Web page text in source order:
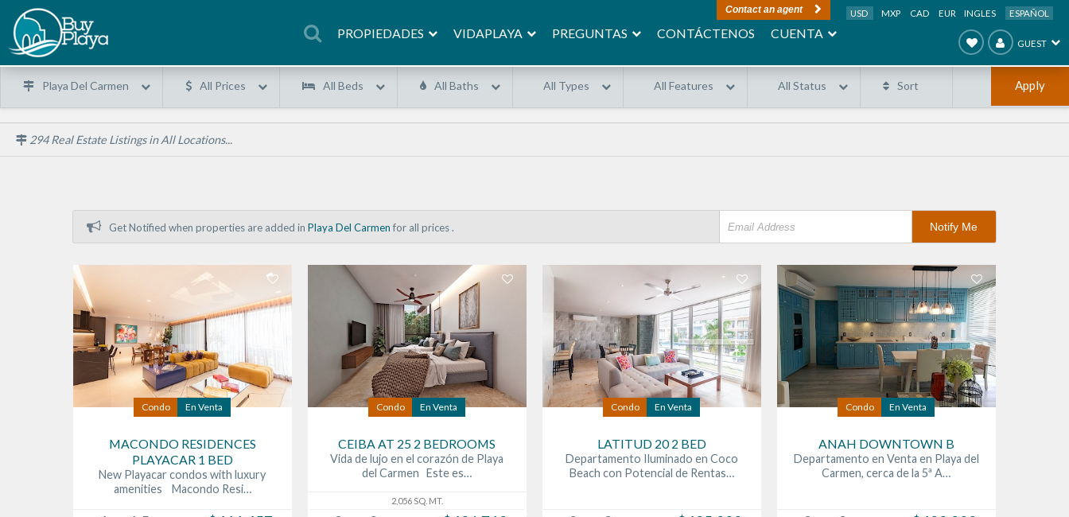
PROPIEDADES VIDAPLAYA PREGUNTAS CONTÁCTENOS CUENTA
USD MXP CAD EUR INGLES ESPAÑOL
Contact an agent
GUEST
Apply
Playa Del Carmen All Prices All Beds All Baths All Types All Features All Status Sort
294Real Estate Listings in All Locations...
Get Notified when properties are added inPlaya Del Carmen for all prices . Notify Me
Condo En Venta
MACONDO RESIDENCES
PLAYACAR 1 BED
New Playacar condos with luxury
amenities Macondo Resi…
Condo En Venta
CEIBA AT 25 2 BEDROOMS
Vida de lujo en el corazón de Playa
del Carmen Este es…
2,056 SQ. MT.
Condo En Venta
LATITUD 20 2 BED
Departamento Iluminado en Coco
Beach con Potencial de Rentas…
Condo En Venta
ANAH DOWNTOWN B
Departamento en Venta en Playa del
Carmen, cerca de la 5ª A…